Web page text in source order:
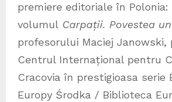
premiere editoriale în Polonia:
volumul Carpații. Povestea
profesorului Maciej Janowski,
Centrul Internațional pentru
Cracovia în prestigioasa serie
Europy Środka / Biblioteca